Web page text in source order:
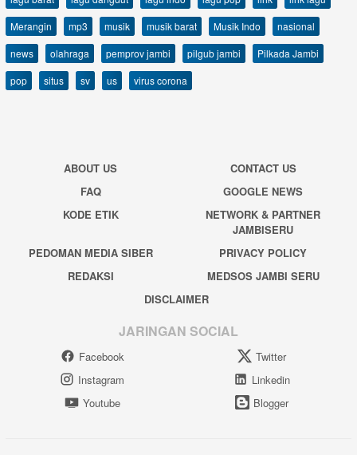
Merangin
mp3 musik musik barat Musik Indo
nasional
news
olahraga pemprov jambi pilgub jambi
Pilkada Jambi
pop
situs sv us virus corona
ABOUT US
CONTACT US
FAQ
GOOGLE NEWS
KODE ETIK
NETWORK & PARTNER
JAMBISERU
PEDOMAN MEDIA SIBER
PRIVACY POLICY
REDAKSI
MEDSOS JAMBI SERU
DISCLAIMER
JARINGAN SOCIAL
Facebook
Twitter
Instagram
Linkedin
Youtube
Blogger